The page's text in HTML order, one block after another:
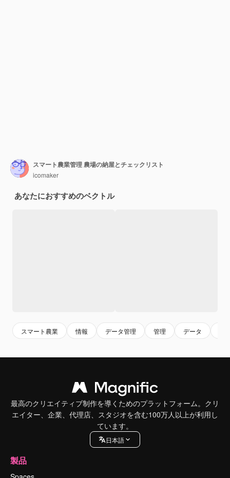
スマート農業管理 農場の納屋とチェックリスト
icomaker
あなたにおすすめのベクトル
スマート農業 情報 データ管理 管理 データ
最高のクリエイティブ制作を導くためのプラットフォーム。クリ
エイター、企業、代理店、スタジオを含む100万人以上が利用し
ています。
日本語
製品